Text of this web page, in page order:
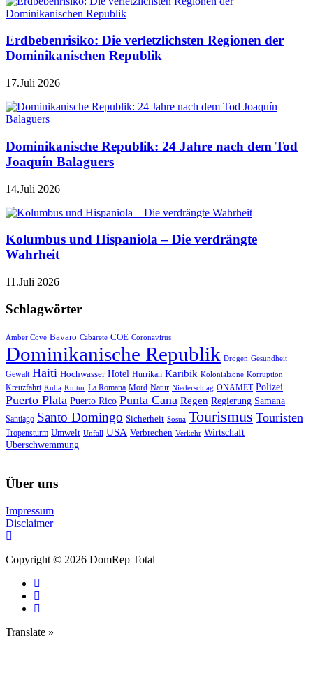
Erdbebenrisiko: Die verletzlichsten Regionen der
Dominikanischen Republik
17.Juli 2026
Dominikanische Republik: 24 Jahre nach dem Tod
Joaquín Balaguers
14.Juli 2026
Kolumbus und Hispaniola – Die verdrängte
Wahrheit
11.Juli 2026
Schlagwörter
Amber Cove Bavaro Cabarete COE Coronavirus
Dominikanische Republik Drogen Gesundheit
Gewalt Haiti Hochwasser Hotel Hurrikan Karibik Kolonialzone Korruption
Kreuzfahrt Kuba Kultur La Romana Mord Natur Niederschlag ONAMET Polizei
Puerto Plata Puerto Rico Punta Cana Regen Regierung Samana
Santiago Santo Domingo Sicherheit Sosua Tourismus Touristen
Tropensturm Umwelt Unfall USA Verbrechen Verkehr Wirtschaft
Überschwemmung
Über uns
Impressum
Disclaimer
Copyright © 2026 DomRep Total
Translate »